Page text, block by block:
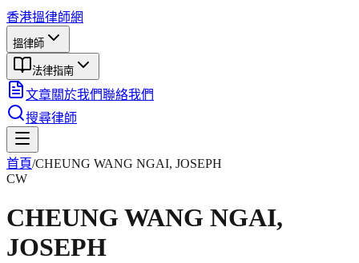
香港搵律師網
搵律師
法律指南
文章關於我們聯絡我們
搜尋律師
首頁/CHEUNG WANG NGAI, JOSEPH
CW
CHEUNG WANG NGAI,
JOSEPH